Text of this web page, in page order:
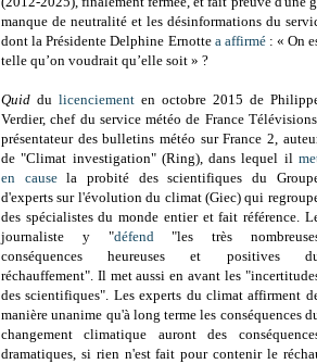
manque de neutralité et les désinformations du
dont la Présidente Delphine Ernotte a affirmé: « On
telle qu’on voudrait qu’elle soit » ?
Quid du licenciementen octobre 2015 de
Verdier, chef du service météo de France
présentateur des bulletins météo sur France 2,
de "Climat investigation" (Ring), dans lequel il
en causela probité des scientifiques du
d'experts sur l'évolution du climat (Giec) qui
des spécialistes du monde entier et fait référence.
journaliste y "défend"les très
conséquences heureuses et positives
réchauffement". Il met aussi en avant les
des scientifiques". Les experts du climat affirment
manière unanime qu'à long terme les conséquences
changement climatique auront des
dramatiques, si rien n'est fait pour contenir le